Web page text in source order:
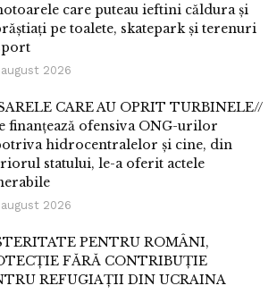
care puteau ieftini căldura și
pe toalete, skatepark și terenuri
2026
CARE AU OPRIT TURBINELE//
finanțează ofensiva ONG-urilor
hidrocentralelor și cine, din
statului, le-a oferit actele
2026
PENTRU ROMÂNI,
FĂRĂ CONTRIBUȚIE
REFUGIAȚII DIN UCRAINA